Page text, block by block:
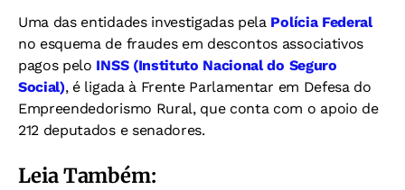
Uma das entidades investigadas pela Polícia Federal
no esquema de fraudes em descontos associativos
pagos pelo INSS (Instituto Nacional do Seguro
Social), é ligada à Frente Parlamentar em Defesa do
Empreendedorismo Rural, que conta com o apoio de
212 deputados e senadores.
Leia Também: